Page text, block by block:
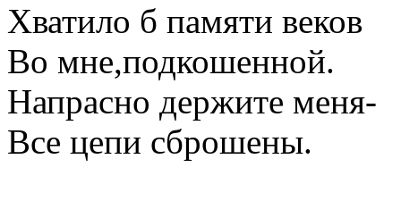
Хватило б памяти веков
Во мне,подкошенной.
Напрасно держите меня-
Все цепи сброшены.